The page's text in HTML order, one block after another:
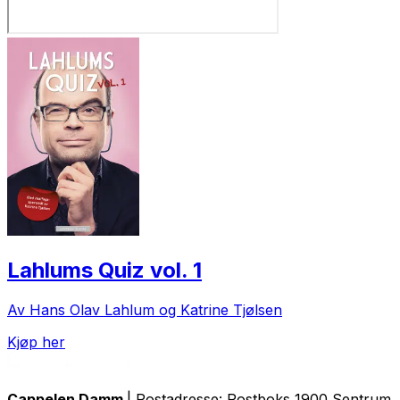
Lahlums Quiz vol. 1
Av Hans Olav Lahlum og Katrine Tjølsen
Kjøp her